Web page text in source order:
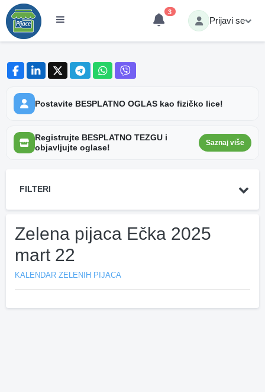
3
Prijavi se
Postavite BESPLATNO OGLAS kao fizičko lice!
Registrujte BESPLATNO TEZGU i
objavljujte oglase!
Saznaj više
FILTERI
Zelena pijaca Ečka 2025
mart 22
KALENDAR ZELENIH PIJACA